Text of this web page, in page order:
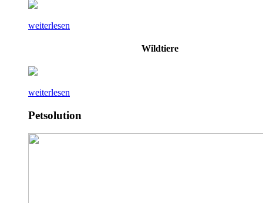
weiterlesen
Wildtiere
weiterlesen
Petsolution